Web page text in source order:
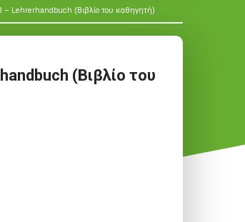
– Lehrerhandbuch (Βιβλίο του καθηγητή)
(Βιβλίο του